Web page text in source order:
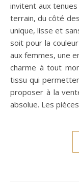
invitent aux
terrain, du côté
unique, lisse et
soit pour la
aux femmes, une
charme à tout
tissu qui
proposer à la
absolue. Les